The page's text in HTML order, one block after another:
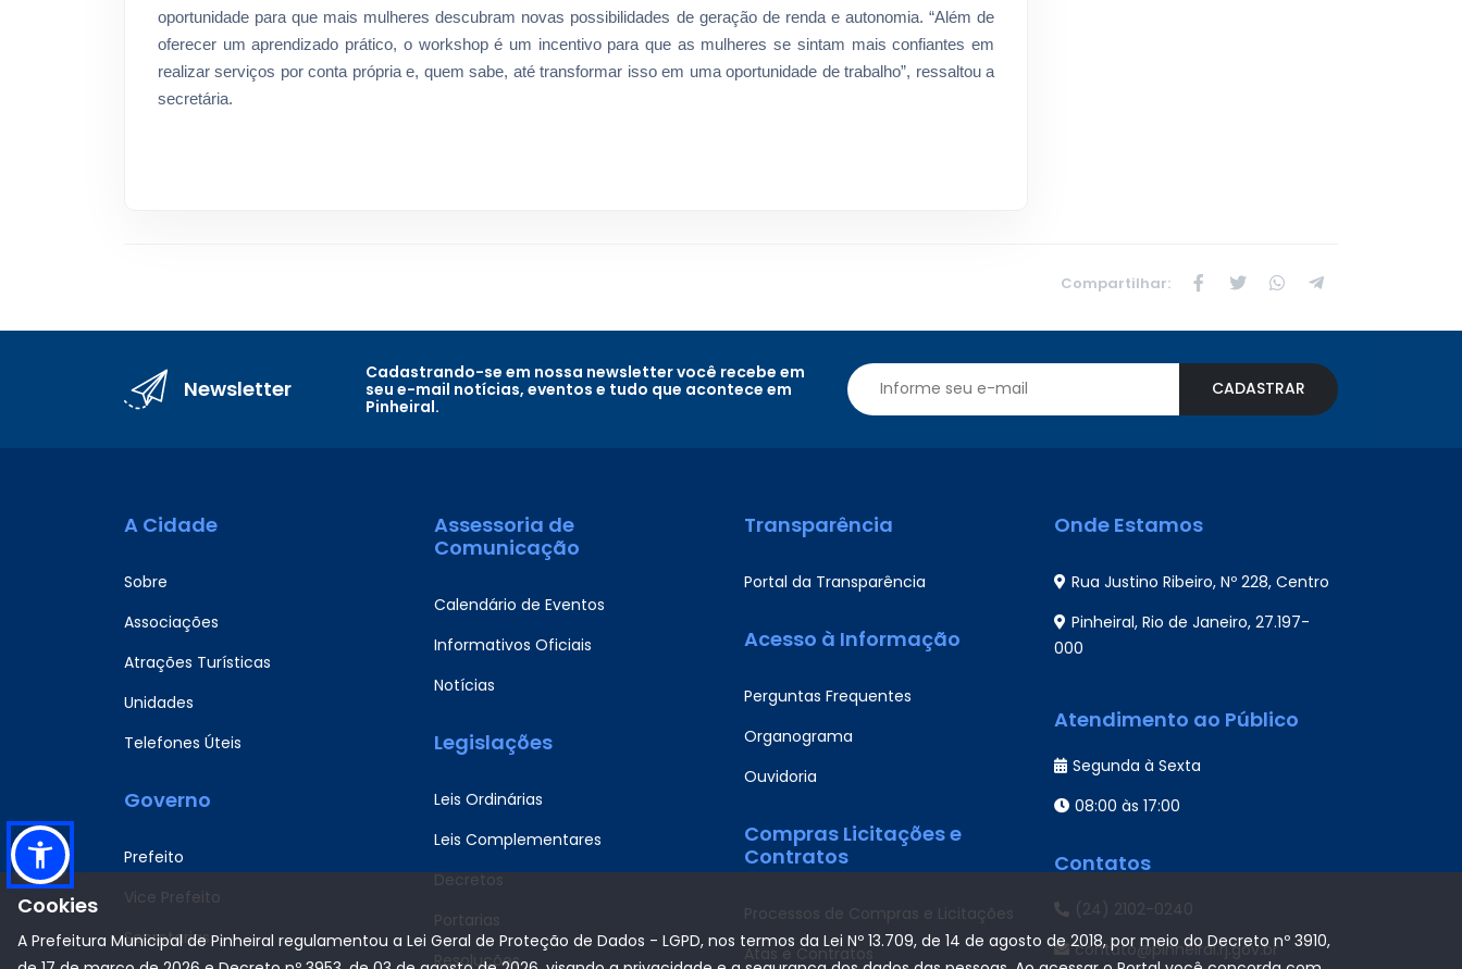
oportunidade para que mais mulheres descubram novas possibilidades de geração de renda e autonomia. “Além de
oferecer um aprendizado prático, o workshop é um incentivo para que as mulheres se sintam mais confiantes em
realizar serviços por conta própria e, quem sabe, até transformar isso em uma oportunidade de trabalho”, ressaltou a
secretária.
Compartilhar:
Newsletter
Cadastrando-se em nossa newsletter você recebe em
seu e-mail notícias, eventos e tudo que acontece em
Pinheiral.
CADASTRAR
A Cidade
Sobre
Associações
Atrações Turísticas
Unidades
Telefones Úteis
Governo
Prefeito
Vice Prefeito
Secretarias
Assessoria de
Comunicação
Calendário de Eventos
Informativos Oficiais
Notícias
Legislações
Leis Ordinárias
Leis Complementares
Decretos
Portarias
Resoluções
Transparência
Portal da Transparência
Acesso à Informação
Perguntas Frequentes
Organograma
Ouvidoria
Compras Licitações e
Contratos
Processos de Compras e Licitações
Atas e Contratos
Onde Estamos
Rua Justino Ribeiro, Nº 228, Centro
Pinheiral, Rio de Janeiro, 27.197-
000
Atendimento ao Público
Segunda à Sexta
08:00 às 17:00
Contatos
(24) 2102-0240
contato@pinheiral.rj.gov.br
Cookies
A Prefeitura Municipal de Pinheiral regulamentou a Lei Geral de Proteção de Dados - LGPD, nos termos da Lei Nº 13.709, de 14 de agosto de 2018, por meio do Decreto nº 3910,